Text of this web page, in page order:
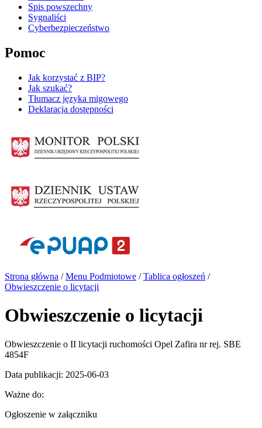
Spis powszechny
Sygnaliści
Cyberbezpieczeństwo
Pomoc
Jak korzystać z BIP?
Jak szukać?
Tłumacz języka migowego
Deklaracja dostępności
Strona główna /Menu Podmiotowe /Tablica ogłoszeń /
Obwieszczenie o licytacji
Obwieszczenie o licytacji
Obwieszczenie o II licytacji ruchomości Opel Zafira nr rej. SBE
4854F
Data publikacji: 2025-06-03
Ważne do:
Ogłoszenie w załączniku